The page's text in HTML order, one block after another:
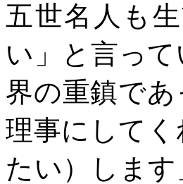
五世名人も
い」と言っ
界の重鎮で
理事にして
たい）しま